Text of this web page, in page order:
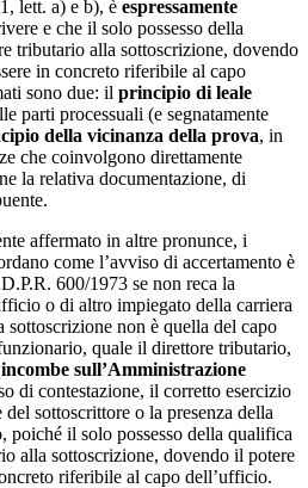
lett. a) e b), è espressamente
e che il solo possesso della
tributario alla sottoscrizione, dovendo
in concreto riferibile al capo
sono due: il principio di leale
parti processuali (e segnatamente
della vicinanza della prova, in
che coinvolgono direttamente
la relativa documentazione, di
affermato in altre pronunce, i
come l’avviso di accertamento è
600/1973 se non reca la
o di altro impiegato della carriera
sottoscrizione non è quella del capo
quale il direttore tributario,
incombe sull’Amministrazione
di contestazione, il corretto esercizio
sottoscrittore o la presenza della
poiché il solo possesso della qualifica
alla sottoscrizione, dovendo il potere
riferibile al capo dell’ufficio.